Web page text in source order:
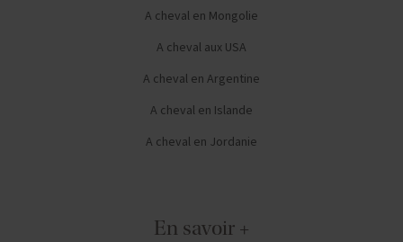
A cheval en Mongolie
A cheval aux USA
A cheval en Argentine
A cheval en Islande
A cheval en Jordanie
En savoir +